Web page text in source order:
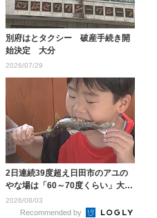
別府はとタクシー 破産手続き開
始決定 大分
2026/07/29
2日連続39度超え日田市のアユの
やな場は「60～70度くらい」大分
市のレジャープ...
2026/08/03
Recommended by